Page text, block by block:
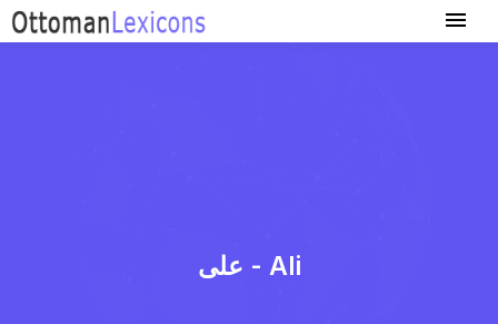
علی - Ali